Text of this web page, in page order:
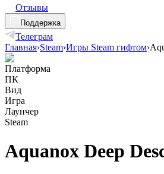
Отзывы
Поддержка
Телеграм
Главная›Steam›Игры Steam гифтом›
Платформа
ПК
Вид
Игра
Лаунчер
Steam
Aquanox Deep